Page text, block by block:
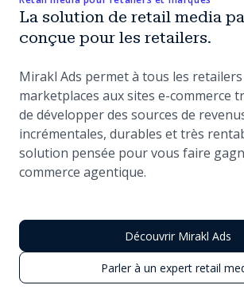
La solution de retail media
conçue pour les retailers.
Mirakl Ads permet à tous les
marketplaces aux sites e-commerce
de développer des sources de
incrémentales, durables et très
solution pensée pour vous faire
commerce agentique.
Découvrir Mirakl Ads
Parler à un expert retail